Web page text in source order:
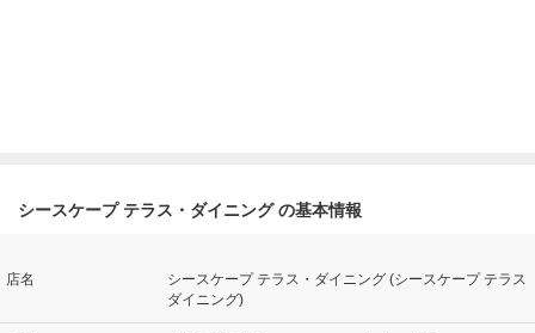
シースケープ テラス・ダイニング の基本情報
店名
シースケープ テラス・ダイニング (シースケープ テラス
ダイニング)